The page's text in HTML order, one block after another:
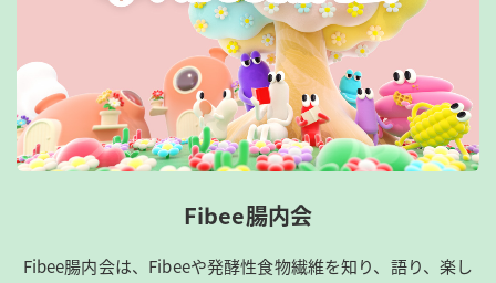
Fibee腸内会
Fibee腸内会は、​Fibeeや発酵性食物繊維を知り、語り、楽し